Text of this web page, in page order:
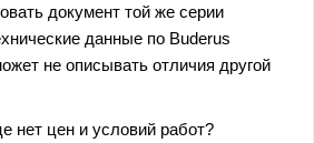
документ той же серии
данные по Buderus
не описывать отличия другой
нет цен и условий работ?